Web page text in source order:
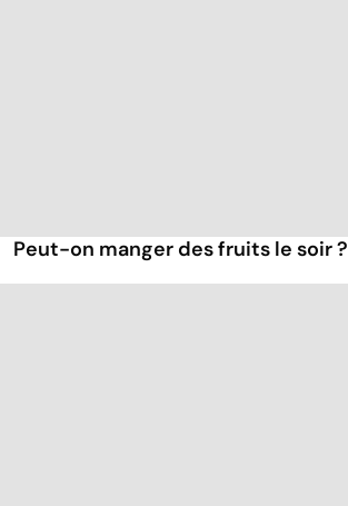
Peut-on manger des fruits le soir ?